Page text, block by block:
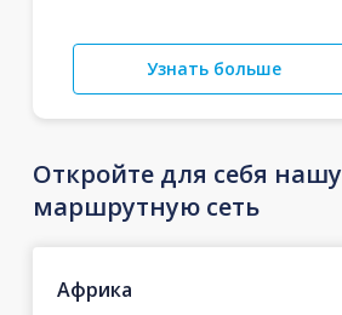
Узнать больше
Откройте для себя нашу
маршрутную сеть
Африка